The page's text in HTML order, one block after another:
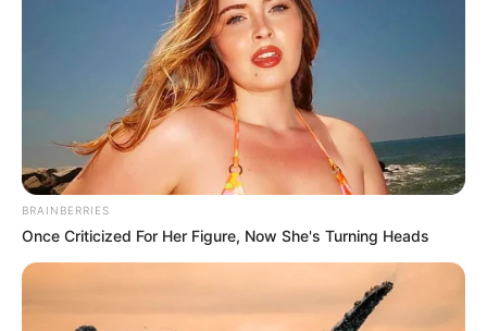
BRAINBERRIES
Once Criticized For Her Figure, Now She's Turning Heads